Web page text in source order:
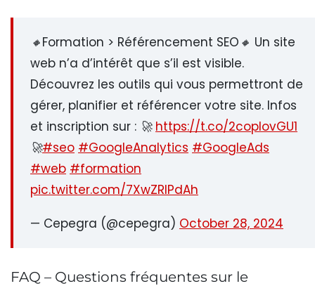
🔸Formation > Référencement SEO🔸 Un site
web n’a d’intérêt que s’il est visible.
Découvrez les outils qui vous permettront de
gérer, planifier et référencer votre site. Infos
et inscription sur : 🚀 https://t.co/2coplovGU1
🚀#seo #GoogleAnalytics #GoogleAds
#web #formation
pic.twitter.com/7XwZRIPdAh
— Cepegra (@cepegra) October 28, 2024
FAQ – Questions fréquentes sur le